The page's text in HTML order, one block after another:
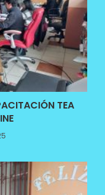
TEA